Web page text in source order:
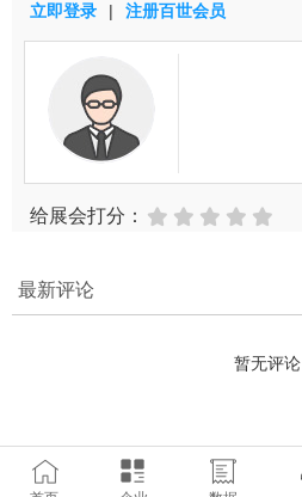
立即登录 | 注册百世会员
给展会打分：
最新评论
暂无评论